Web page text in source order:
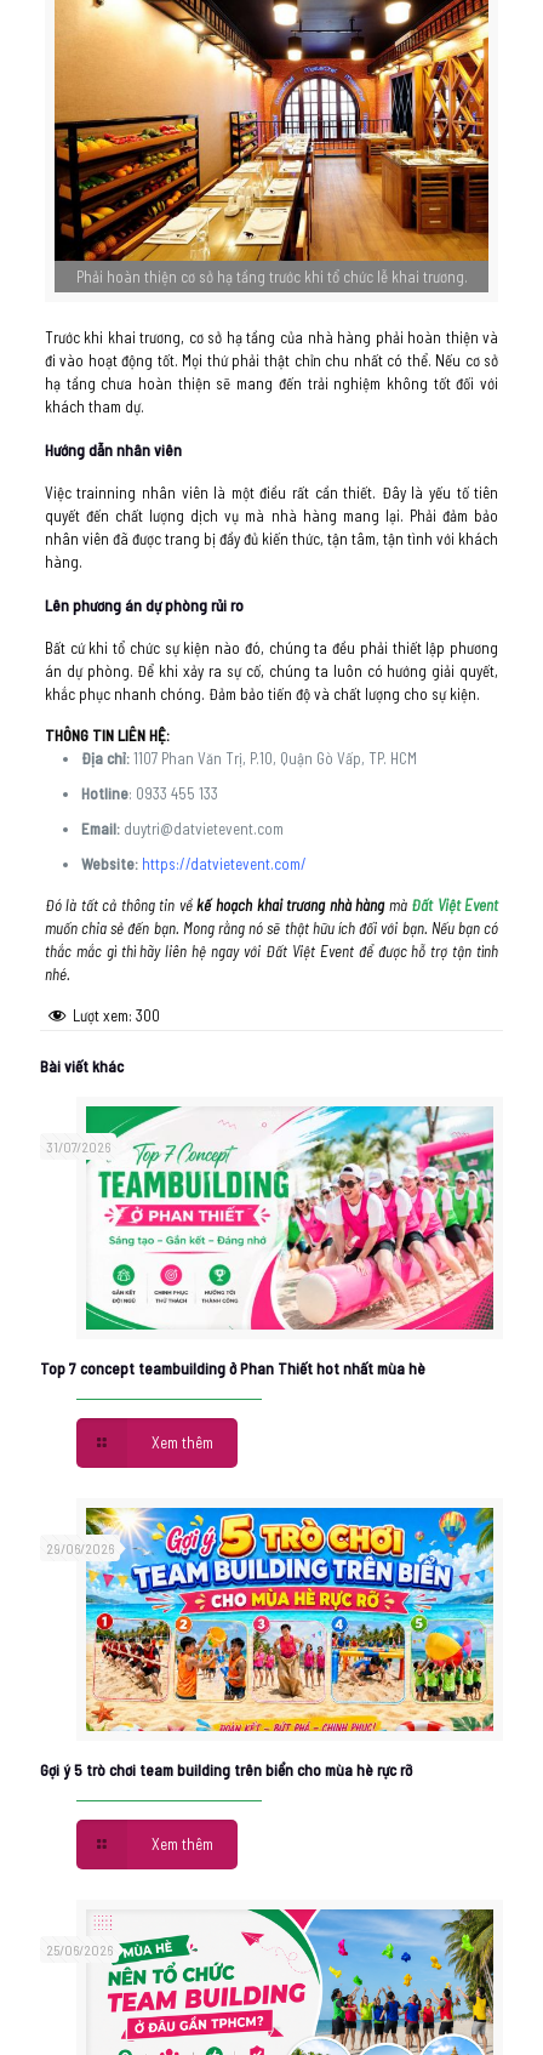
Phải hoàn thiện cơ sở hạ tầng trước khi tổ chức lễ khai trương.
Trước khi khai trương, cơ sở hạ tầng của nhà hàng phải hoàn thiện và
đi vào hoạt động tốt. Mọi thứ phải thật chỉn chu nhất có thể. Nếu cơ sở
hạ tầng chưa hoàn thiện sẽ mang đến trải nghiệm không tốt đối với
khách tham dự.
Hướng dẫn nhân viên
Việc trainning nhân viên là một điều rất cần thiết. Đây là yếu tố tiên
quyết đến chất lượng dịch vụ mà nhà hàng mang lại. Phải đảm bảo
nhân viên đã được trang bị đầy đủ kiến thức, tận tâm, tận tình với khách
hàng.
Lên phương án dự phòng rủi ro
Bất cứ khi tổ chức sự kiện nào đó, chúng ta đều phải thiết lập phương
án dự phòng. Để khi xảy ra sự cố, chúng ta luôn có hướng giải quyết,
khắc phục nhanh chóng. Đảm bảo tiến độ và chất lượng cho sự kiện.
THÔNG TIN LIÊN HỆ:
Địa chỉ:1107 Phan Văn Trị, P.10, Quận Gò Vấp, TP. HCM
Hotline: 0933 455 133
Email:duytri@datvietevent.com
Website: https://datvietevent.com/
Đó là tất cả thông tin vềkế hoạch khai trương nhà hàngmà Đất Việt Event
muốn chia sẻ đến bạn. Mong rằng nó sẽ thật hữu ích đối với bạn. Nếu bạn có
thắc mắc gì thì hãy liên hệ ngay với Đất Việt Event để được hỗ trợ tận tình
nhé.
Lượt xem: 300
Bài viết khác
31/07/2026
Top 7 concept teambuilding ở Phan Thiết hot nhất mùa hè
Xem thêm
29/06/2026
Gợi ý 5 trò chơi team building trên biển cho mùa hè rực rỡ
Xem thêm
25/06/2026